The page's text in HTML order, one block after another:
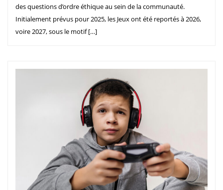
des questions d’ordre éthique au sein de la communauté.
Initialement prévus pour 2025, les Jeux ont été reportés à 2026,
voire 2027, sous le motif […]